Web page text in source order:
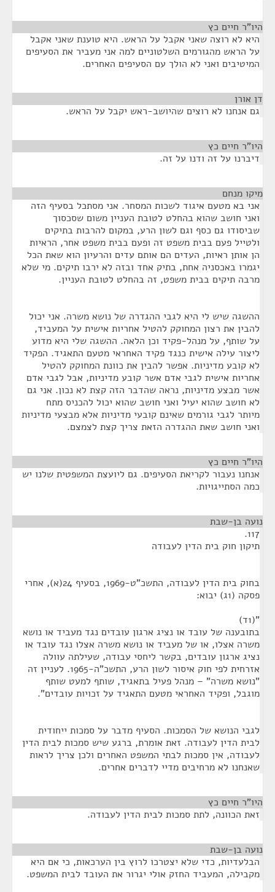
היו"ר חיים כץ
היא לא רוצה שאני אקבל על הראש. היא טוענת שאני אקבל
על הראש מהגורמים השלטוניים למה אני מעביר את הסעיפים
המיטיבים ואני לא הולך עם הסעיפים האחרים.
דן אורן
גם אנחנו לא רוצים שהיושב-ראש יקבל על הראש.
היו"ר חיים כץ
דיברנו על זה ודנו על זה.
מיקו מנחם
אני בא מטעם איגוד לשכות המסחר. אני מסתכל בסעיף הזה
ואני חושב שהוא בהחלט לטובת העניין משום שסכסוך
שביסודו גם כסף וגם לשון הרע, במקום להרבות בתיקים
ולטייל פעם בבית משפט זה ופעם בבית משפט אחר, הראיות
הן אותן ראיות, העדים הם אותם עדים והרעיון הוא שאת הכל
יגמרו באכסניה אחת, בתיק אחד ובזה לא ירבו תיקים. מי שלא
מרבה תיקים בבית משפט, זה בהחלט לטובת העניין.
ההשגה שיש לי היא לגבי ההגדרה של נושא משרה. אני יכול
להבין את רצון המחוקק להטיל אחריות אישית על המעביד,
על שותף, על מנהל-פקיד וכן הלאה. ההשגה שלי היא מדוע
ליצור עילה אישית כנגד פקיד האחראי מטעם התאגיד. הפקיד
לא קובע מדיניות. אפשר להבין את כוונת המחוקק להטיל
אחריות אישית לגבי אדם אשר קובע מדיניות, אבל לגבי אדם
אשר מבצע מדיניות, נראה שהדבר הזה קצת לא נכון. אני גם
לא חושב שהוא יעיל ואני חושב שהוא יכול להכניס מתח
מיותר לגבי גורמים שאינם קובעי מדיניות אלא מבצעי מדיניות
ואני חושב שאת ההגדרה הזאת צריך קצת לצמצם.
היו"ר חיים כץ
אנחנו נעבור לקריאת הסעיפים. גם ליועצת המשפטית שלנו יש
כמה הסתייגויות.
נועה בן-שבת
117.
תיקון חוק בית הדין לעבודה
בחוק בית הדין לעבודה, התשכ"ט-1969, בסעיף 24(א), אחרי
פסקה (1ג) יבוא:
"(1ד)
בתובענה של עובד או נציג ארגון עובדים נגד מעביד או נושא
משרה אצלו, או של מעביד או נושא משרה אצלו נגד עובד או
נציג ארגון עובדים, בקשר ליחסי עבודה, שעילתה עוולה
אזרחית לפי חוק איסור לשון הרע, התשכ"ה-1965. לעניין זה
"נושא משרה" – מנהל פעיל בתאגיד, שותף למעט שותף
מוגבל, ופקיד האחראי מטעם התאגיד על זכויות עובדים".
לגבי הנושא של הסמכות. הסעיף מדבר על סמכות ייחודית
לבית הדין לעבודה. זאת אומרת, ברגע שיש סמכות לבית הדין
לעבודה, אין סמכות לבתי המשפט האחרים ולכן צריך לראות
שאנחנו לא מרחיבים מדיי לדברים אחרים.
היו"ר חיים כץ
זאת הכוונה, לתת סמכות לבית הדין לעבודה.
נועה בן-שבת
הבלעדיות, כדי שלא יצטרכו לרוץ בין הערכאות, כי אם היא
מקבילה, המעביד החזק אולי יגרור את העובד לבית המשפט.